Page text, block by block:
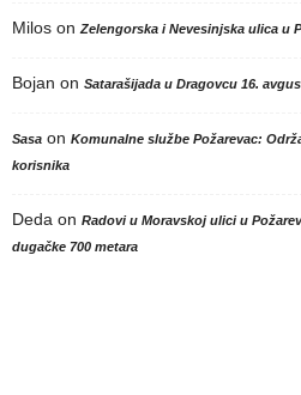
Milos on Zelengorska i Nevesinjska ulica u
Bojan on Satarašijada u Dragovcu 16.
Sasa on Komunalne službe Požarevac:
korisnika
Deda on Radovi u Moravskoj ulici u
dugačke 700 metara